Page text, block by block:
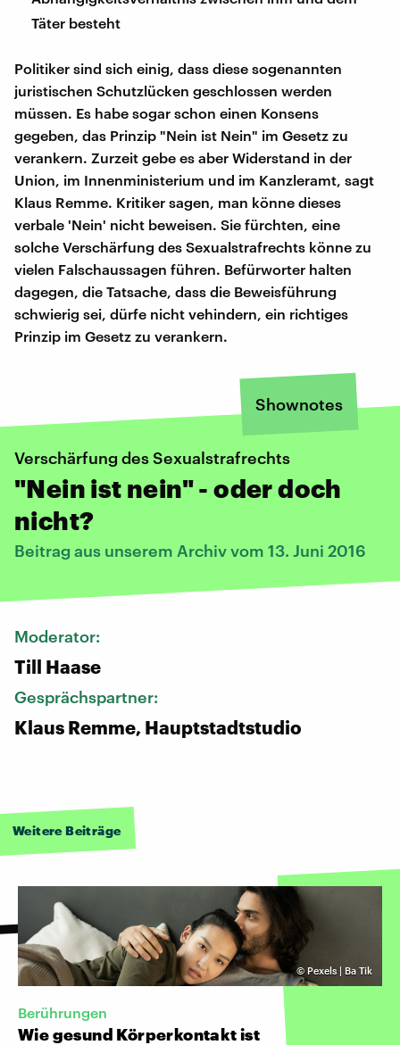
Täter besteht
Politiker sind sich einig, dass diese sogenannten
juristischen Schutzlücken geschlossen werden
müssen. Es habe sogar schon einen Konsens
gegeben, das Prinzip "Nein ist Nein" im Gesetz zu
verankern. Zurzeit gebe es aber Widerstand in der
Union, im Innenministerium und im Kanzleramt, sagt
Klaus Remme. Kritiker sagen, man könne dieses
verbale 'Nein' nicht beweisen. Sie fürchten, eine
solche Verschärfung des Sexualstrafrechts könne zu
vielen Falschaussagen führen. Befürworter halten
dagegen, die Tatsache, dass die Beweisführung
schwierig sei, dürfe nicht vehindern, ein richtiges
Prinzip im Gesetz zu verankern.
Shownotes
Verschärfung des Sexualstrafrechts
"Nein ist nein" - oder doch
nicht?
Beitrag aus unserem Archiv vom 13. Juni 2016
Moderator:
Till Haase
Gesprächspartner:
Klaus Remme, Hauptstadtstudio
Weitere Beiträge
© Pexels | Ba Tik
Berührungen
Wie gesund Körperkontakt ist